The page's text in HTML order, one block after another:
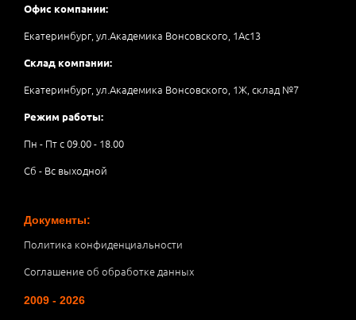
Офис компании:
Екатеринбург, ул.Академика Вонсовского, 1Аc13
Склад компании:
Екатеринбург, ул.Академика Вонсовского, 1Ж, склад №7
Режим работы:
Пн - Пт с 09.00 - 18.00
Сб - Вс выходной
Документы:
Политика конфиденциальности
Соглашение об обработке данных
2009 - 2026